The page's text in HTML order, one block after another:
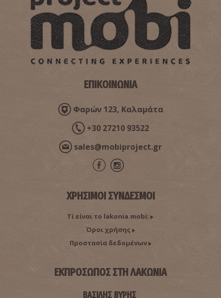
ΕΠΙΚΟΙΝΩΝΙΑ
Φαρών 123, Καλαμάτα
+30 27210 93522
sales@mobiproject.gr
ΧΡΗΣΙΜΟΙ ΣΥΝΔΕΣΜΟΙ
Τί είναι το lakonia.mobi;
Όροι χρήσης
Προστασία δεδομένων
ΕΚΠΡΟΣΩΠΟΣ ΣΤΗ ΛΑΚΩΝΙΑ
ΒΑΣΙΛΗΣ ΒΥΡΗΣ